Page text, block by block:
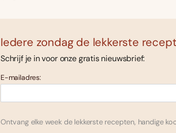
Iedere zondag de lekkerste
Schrijf je in voor onze gratis nieuwsbrief:
E-mailadres:
Ontvang elke week de lekkerste recepten, handige